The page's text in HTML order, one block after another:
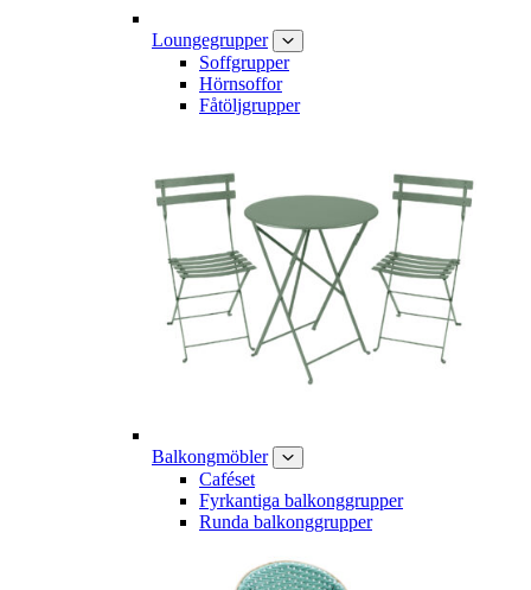
Loungegrupper
Soffgrupper
Hörnsoffor
Fåtöljgrupper
Balkongmöbler
Caféset
Fyrkantiga balkonggrupper
Runda balkonggrupper